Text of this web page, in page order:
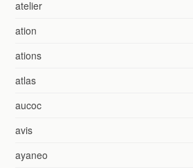
atelier
ation
ations
atlas
aucoc
avis
ayaneo